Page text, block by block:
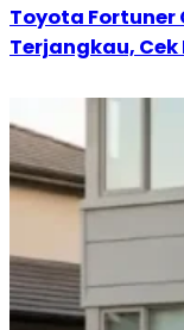
Toyota Fortuner
Terjangkau,